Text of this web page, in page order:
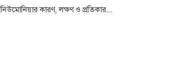
নিউমোনিয়ার কারণ, লক্ষণ ও প্রতিকার...